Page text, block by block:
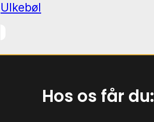
Ulkebøl
Hos os får du: